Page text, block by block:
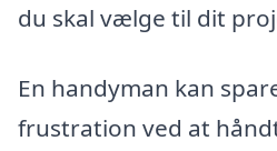
du skal vælge til dit
En handyman kan
frustration ved at